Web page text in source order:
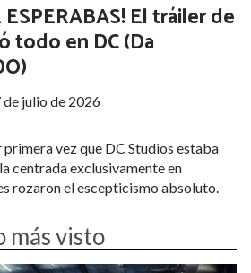
El tráiler de
todo en DC (Da
de julio de 2026
primera vez que DC Studios estaba
centrada exclusivamente en
rozaron el escepticismo absoluto.
más visto